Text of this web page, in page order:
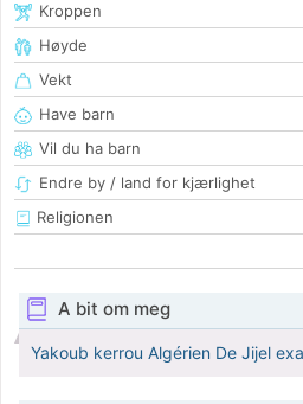
Kroppen
Høyde
Vekt
Have barn
Vil du ha barn
Endre by / land for kjærlighet
Religionen
A bit om meg
Yakoub kerrou Algérien De Jijel